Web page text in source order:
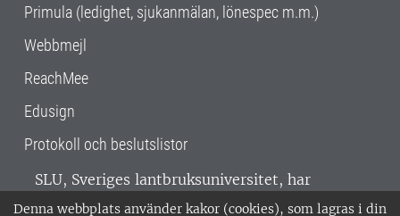
Denna webbplats använder kakor (cookies), som lagras i din
Primula (ledighet, sjukanmälan, lönespec m.m.)
Webbmejl
ReachMee
Edusign
Protokoll och beslutslistor
SLU, Sveriges lantbruksuniversitet, har
verksamhet över hela Sverige. Huvudorter är